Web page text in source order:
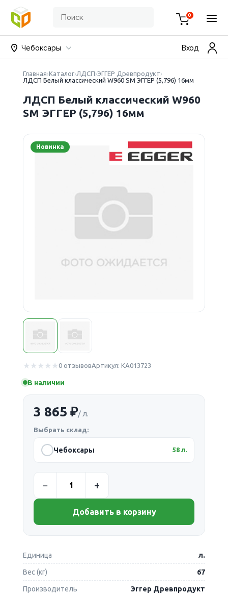
0
Чебоксары Вход
Главная Каталог ЛДСП ЭГГЕР Древпродукт
ЛДСП Белый классический W960 SM ЭГГЕР (5,796) 16мм
ЛДСП Белый классический W960
SM ЭГГЕР (5,796) 16мм
Новинка
0 отзывовАртикул: КА013723
В наличии
3 865 ₽/ л.
Выбрать склад:
Чебоксары 58 л.
Добавить в корзину
Единица л.
Вес (кг) 67
Производитель Эггер Древпродукт